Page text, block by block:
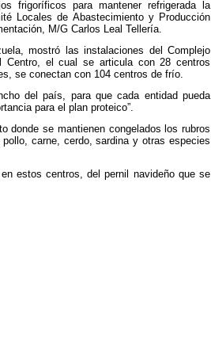
frigoríficos para mantener refrigerada la
Locales de Abastecimiento y Producción
M/G Carlos Leal Tellería.
mostró las instalaciones del Complejo
Centro, el cual se articula con 28 centros
se conectan con 104 centros de frío.
del país, para que cada entidad pueda
para el plan proteico”.
donde se mantienen congelados los rubros
carne, cerdo, sardina y otras especies
estos centros, del pernil navideño que se